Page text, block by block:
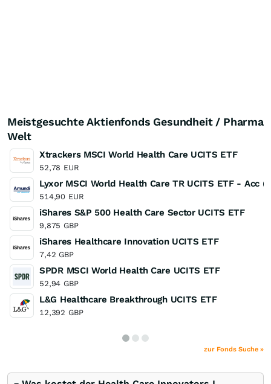
Meistgesuchte Aktienfonds Gesundheit / Pharma
Welt
Xtrackers MSCI World Health Care UCITS ETF
52,78 EUR
Lyxor MSCI World Health Care TR UCITS ETF - Acc
514,90 EUR
iShares S&P 500 Health Care Sector UCITS ETF
9,875 GBP
iShares Healthcare Innovation UCITS ETF
7,42 GBP
SPDR MSCI World Health Care UCITS ETF
52,94 GBP
L&G Healthcare Breakthrough UCITS ETF
12,392 GBP
zur Fonds Suche »